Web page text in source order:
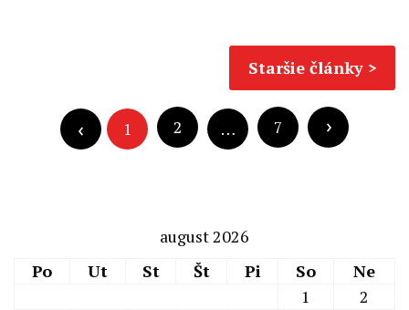
článkoch
Staršie články
1 2 … 7
august 2026
Po
Ut St Št Pi So Ne
1
2